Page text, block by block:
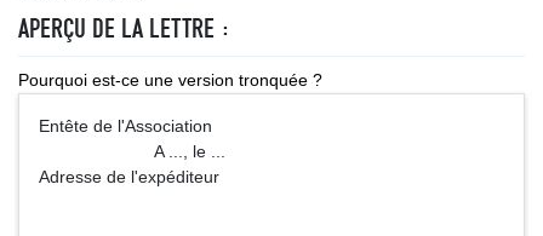
APERÇU DE LA LETTRE :
Pourquoi est-ce une version tronquée ?
Entête de l'Association
A ..., le ...
Adresse de l'expéditeur